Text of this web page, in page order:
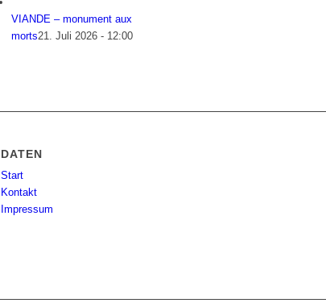
VIANDE – monument aux
morts21. Juli 2026 - 12:00
DATEN
Start
Kontakt
Impressum